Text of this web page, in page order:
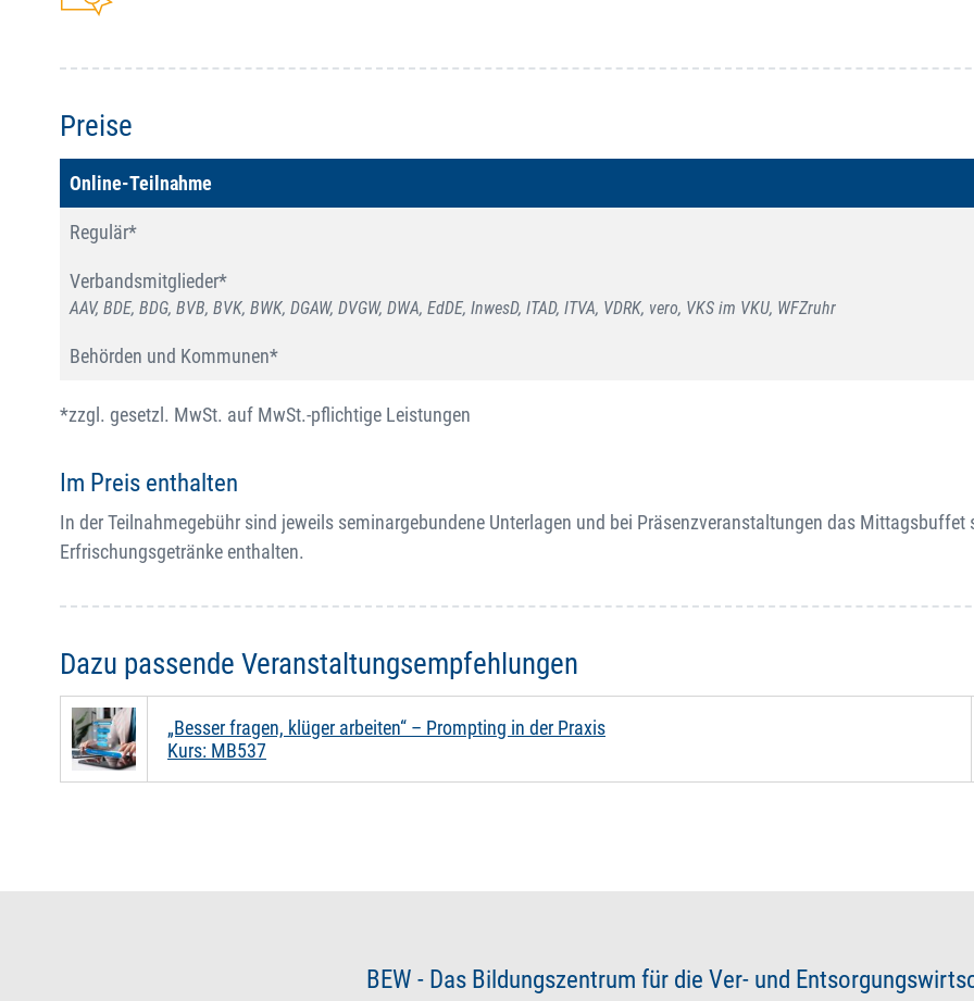
Preise
Online-Teilnahme
Regulär*
Verbandsmitglieder*
AAV, BDE, BDG, BVB, BVK, BWK, DGAW, DVGW, DWA, EdDE, InwesD, ITAD, ITVA, VDRK, vero, VKS im VKU, WFZruhr
Behörden und Kommunen*
*zzgl. gesetzl. MwSt. auf MwSt.-pflichtige Leistungen
Im Preis enthalten
In der Teilnahmegebühr sind jeweils seminargebundene Unterlagen und bei Präsenzveranstaltungen das Mittagsbuffet
Erfrischungsgetränke enthalten.
Dazu passende Veranstaltungsempfehlungen
„Besser fragen, klüger arbeiten“ – Prompting in der Praxis
Kurs: MB537
BEW - Das Bildungszentrum für die Ver- und